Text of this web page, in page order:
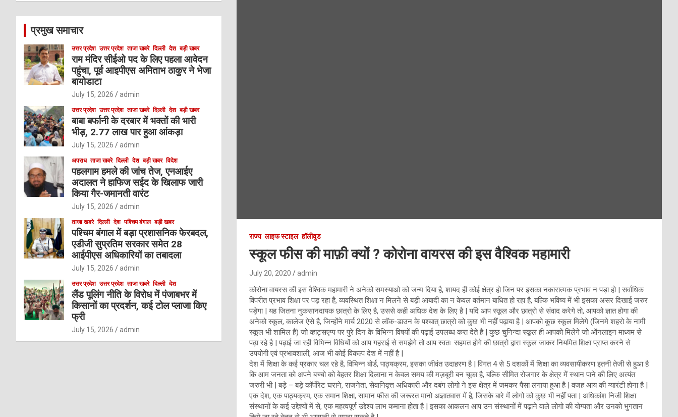
राज्य लाइफ स्टाइल हॉलीवुड
स्कूल फीस की माफ़ी क्यों ? कोरोना वायरस की इस वैश्विक महामारी
July 20, 2020 admin
कोरोना वायरस की इस वैश्विक महामारी ने अनेको समस्याओ को जन्म दिया है, शायद ही कोई क्षेत्र हो जिन पर इसका नकारात्मक प्रभाव न पड़ा हो | सर्वाधिक
विपरीत प्रभाव शिक्षा पर पड़ रहा है, व्यवस्थित शिक्षा न मिलने से बड़ी आबादी का न केवल वर्तमान बाधित हो रहा है, बल्कि भविष्य में भी इसका असर दिखाई जरुर
पड़ेगा | यह जितना नुकसानदायक छात्रो के लिए है, उससे कही अधिक देश के लिए है | यदि आप स्कूल और छात्रो से संवाद करेगे तो, आपको ज्ञात होगा की
अनेको स्कूल, कालेज ऐसे है, जिन्होंने मार्च 2020 से लॉक-डाउन के पश्चात् छात्रो को कुछ भी नहीं पढ़ाया है | आपको कुछ स्कूल मिलेगे (जिनमे शहरो के नामी
स्कूल भी शामिल है) जो व्हाट्सएप्प पर पुरे दिन के विभिन्न विषयों की पढ़ाई उपलब्ध करा देते है | कुछ चुनिन्दा स्कूल ही आपको मिलेगे जो ऑनलाइन माध्यम से
पढ़ा रहे है | पढ़ाई जा रही विभिन्न विधियों को आप गहराई से समझेगे तो आप स्वतः सहमत होगे की छात्रो द्वारा स्कूल जाकर नियमित शिक्षा प्राप्त करने से
उपयोगी एवं प्रभावशाली, आज भी कोई विकल्प देश में नहीं है |
देश में शिक्षा के कई प्रकार चल रहे है, विभिन्न बोर्ड, पाठ्यक्रम, इसका जीवंत उदाहरण है | विगत 4 से 5 दशकों में शिक्षा का व्यवसायीकरण इतनी तेजी से हुआ है
कि आम जनता को अपने बच्चो को बेहतर शिक्षा दिलाना न केवल समय की मज़बूरी बन चूका है, बल्कि सीमित रोजगार के क्षेत्र में स्थान पाने की लिए अत्यंत
जरुरी भी | बड़े – बड़े कॉर्पोरेट घराने, राजनेता, सेवानिवृत्त अधिकारी और दबंग लोगो ने इस क्षेत्र में जमकर पैसा लगाया हुआ है | वजह आय की ग्यारंटी होना है |
एक देश, एक पाठ्यक्रम, एक समान शिक्षा, सामान फीस की जरूरत मानो अज्ञातवास में है, जिसके बारे में लोगो को कुछ भी नहीं पता | अधिकांश निजी शिक्षा
संस्थानों के कई उद्देश्यों में से, एक महत्वपूर्ण उद्देश्य लाभ कमाना होता है | इसका आकलन आप उन संस्थानों में पढ़ाने वाले लोगो की योग्यता और उनको भुगतान
c
प्रमुख समाचार
उत्तर प्रदेश उत्तर प्रदेश ताजा खबरे दिल्ली देश बड़ी खबर
राम मंदिर सीईओ पद के लिए पहला आवेदन
पहुंचा, पूर्व आइपीएस अमिताभ ठाकुर ने भेजा
बायोडाटा
July 15, 2026 admin
उत्तर प्रदेश उत्तर प्रदेश ताजा खबरे दिल्ली देश बड़ी खबर
बाबा बर्फानी के दरबार में भक्तों की भारी
भीड़, 2.77 लाख पार हुआ आंकड़ा
July 15, 2026 admin
अपराध ताजा खबरे दिल्ली देश बड़ी खबर विदेश
पहलगाम हमले की जांच तेज, एनआईए
अदालत ने हाफिज सईद के खिलाफ जारी
किया गैर-जमानती वारंट
July 15, 2026 admin
ताजा खबरे दिल्ली देश पश्चिम बंगाल बड़ी खबर
पश्चिम बंगाल में बड़ा प्रशासनिक फेरबदल,
एडीजी सुप्रतिम सरकार समेत 28
आईपीएस अधिकारियों का तबादला
July 15, 2026 admin
उत्तर प्रदेश उत्तर प्रदेश ताजा खबरे दिल्ली देश
लैंड पूलिंग नीति के विरोध में पंजाबभर में
किसानों का प्रदर्शन, कई टोल प्लाजा किए
फ्री
July 15, 2026 admin